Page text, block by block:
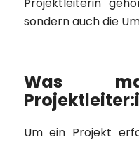
Projektleiterin
sondern auch die
Was
Um ein Projekt